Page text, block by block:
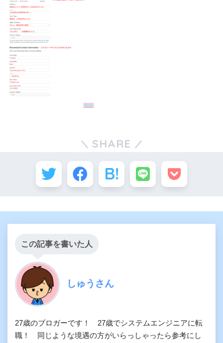
SHARE
この記事を書いた人
しゅうさん
27歳のブロガーです！ 27歳でシステムエンジニアに転
職！ 同じような境遇の方がいらっしゃったら参考にし